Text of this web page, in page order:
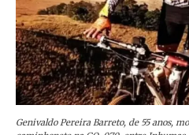
Genivaldo Pereira Barreto, de 55 anos,